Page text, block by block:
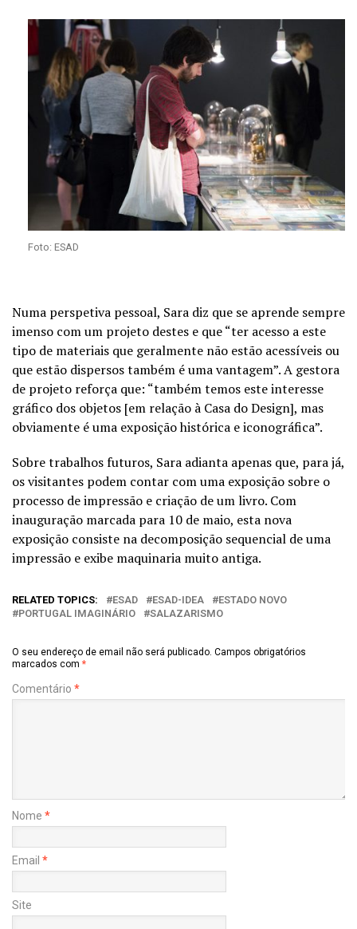
Foto: ESAD
Numa perspetiva pessoal, Sara diz que se aprende sempre
imenso com um projeto destes e que “ter acesso a este
tipo de materiais que geralmente não estão acessíveis ou
que estão dispersos também é uma vantagem”. A gestora
de projeto reforça que: “também temos este interesse
gráfico dos objetos [em relação à Casa do Design], mas
obviamente é uma exposição histórica e iconográfica”.
Sobre trabalhos futuros, Sara adianta apenas que, para já,
os visitantes podem contar com uma exposição sobre o
processo de impressão e criação de um livro. Com
inauguração marcada para 10 de maio, esta nova
exposição consiste na decomposição sequencial de uma
impressão e exibe maquinaria muito antiga.
RELATED TOPICS: ESAD ESAD-IDEA
ESTADO NOVO
PORTUGAL IMAGINÁRIO
SALAZARISMO
O seu endereço de email não será publicado. Campos obrigatórios
marcados com *
Comentário *
Nome *
Email *
Site